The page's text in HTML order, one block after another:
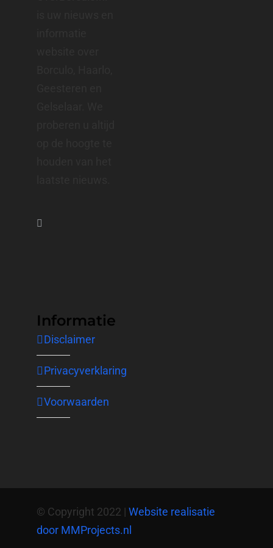
Informatie
Disclaimer
Privacyverklaring
Voorwaarden
© Copyright 2022 | Website realisatie
door MMProjects.nl